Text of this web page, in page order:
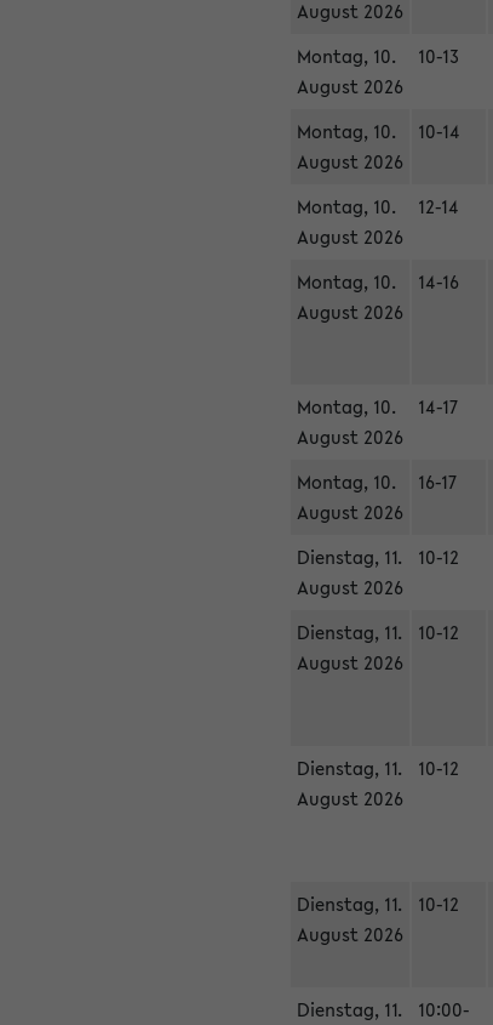
August 2026
Montag, 10.
August 2026
10-13
Montag, 10.
August 2026
10-14
Montag, 10.
August 2026
12-14
Montag, 10.
August 2026
14-16
Montag, 10.
August 2026
14-17
Montag, 10.
August 2026
16-17
Dienstag, 11.
August 2026
10-12
Dienstag, 11.
August 2026
10-12
Dienstag, 11.
August 2026
10-12
Dienstag, 11.
August 2026
10-12
Dienstag, 11.
10:00-